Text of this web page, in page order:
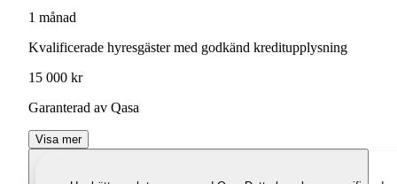
1 månad
Kvalificerade hyresgäster med godkänd kreditupplysning
15 000 kr
Garanterad av Qasa
Visa mer